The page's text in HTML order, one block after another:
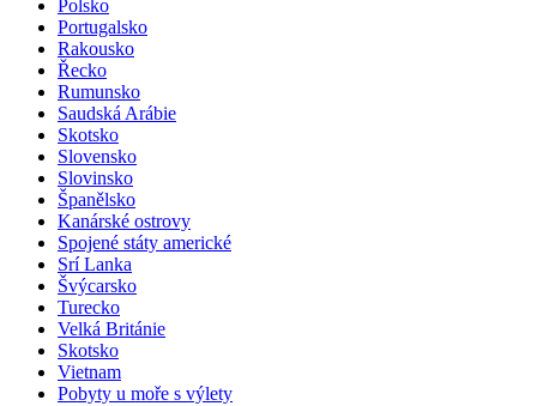
Polsko
Portugalsko
Rakousko
Řecko
Rumunsko
Saudská Arábie
Skotsko
Slovensko
Slovinsko
Španělsko
Kanárské ostrovy
Spojené státy americké
Srí Lanka
Švýcarsko
Turecko
Velká Británie
Skotsko
Vietnam
Pobyty u moře s výlety